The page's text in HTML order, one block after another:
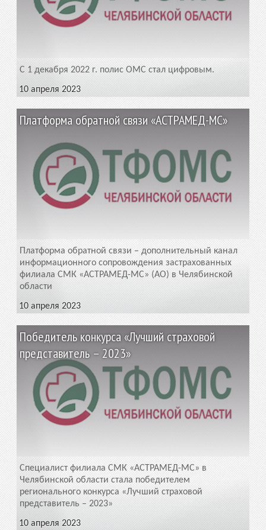
10 апреля 2023
С 1 декабря 2022 г. полис ОМС стал цифровым.
Платформа обратной связи «АСТРАМЕД-МС»
10 апреля 2023
Платформа обратной связи – дополнительный канал
информационного сопровождения застрахованных
филиала СМК «АСТРАМЕД-МС» (АО) в Челябинской
области
Победитель конкурса «Лучший страховой
представитель – 2023»
10 апреля 2023
Специалист филиала СМК «АСТРАМЕД-МС» в
Челябинской области стала победителем
регионального конкурса «Лучший страховой
представитель – 2023»